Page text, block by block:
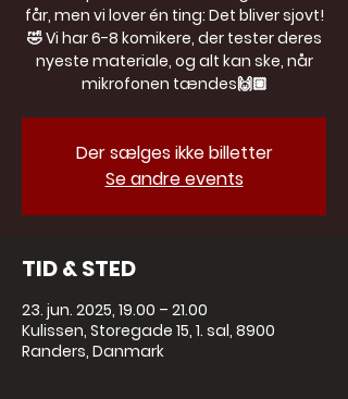
får, men vi lover én ting: Det bliver sjovt!
🤣 Vi har 6-8 komikere, der tester deres
nyeste materiale, og alt kan ske, når
mikrofonen tændes🙌🏼
Der sælges ikke billetter
Se andre events
TID & STED
23. jun. 2025, 19.00 – 21.00
Kulissen, Storegade 15, 1. sal, 8900
Randers, Danmark